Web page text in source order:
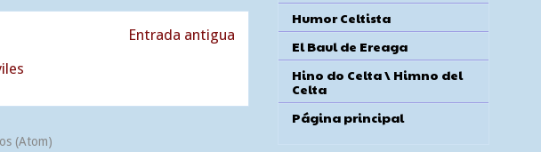
Entrada antigua
(Atom)
Humor Celtista
El Baul de Ereaga
Hino do Celta \ Himno del
Celta
Página principal